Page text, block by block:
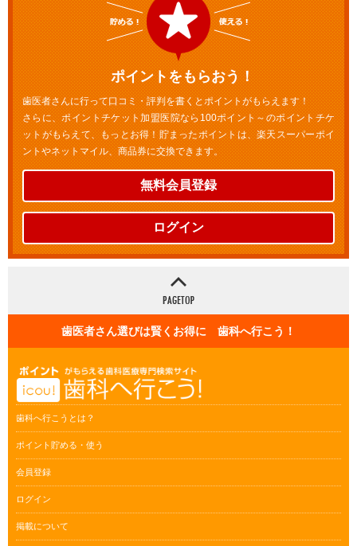
ポイントをもらおう！
歯医者さんに行って口コミ・評判を書くとポイントがもらえます！
さらに、ポイントチケット加盟医院なら100ポイント～のポイントチケ
ットがもらえて、もっとお得！貯まったポイントは、楽天スーパーポイ
ントやネットマイル、商品券に交換できます。
無料会員登録
ログイン
歯医者さん選びは賢くお得に 歯科へ行こう！
歯科へ行こうとは？
ポイント貯める・使う
会員登録
ログイン
掲載について